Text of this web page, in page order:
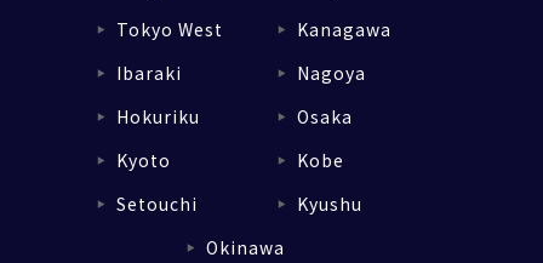
▼ Tokyo West ▼ Kanagawa
▼ Ibaraki ▼ Nagoya
▼ Hokuriku ▼ Osaka
▼ Kyoto ▼ Kobe
▼ Setouchi ▼ Kyushu
▼ Okinawa